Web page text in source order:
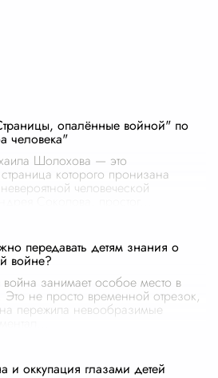
опалённые войной" по
человека"
Шолохова — это
которого пронизана
человеческой
передавать детям знания о
войне?
война занимает особое место в
не просто временной отрезок,
пережила невообразимые
и оккупация глазами детей